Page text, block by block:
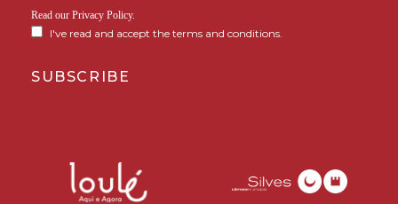
Read our Privacy Policy.
I've read and accept the terms and conditions.